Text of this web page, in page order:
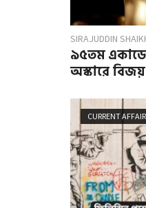
SIRAJUDDIN
৯৫তম
অস্কারে বিজয়
CURRENT